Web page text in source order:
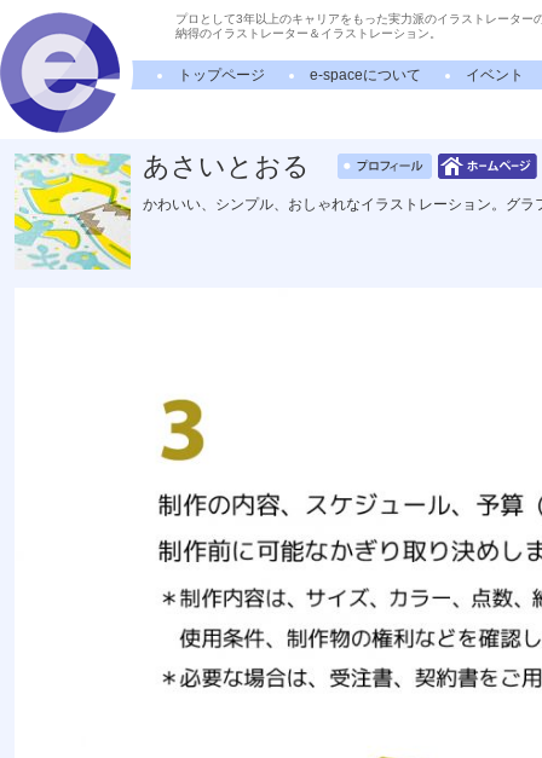
プロとして3年以上のキャリアをもった実力派のイラストレーター
納得のイラストレーター＆イラストレーション。
トップページ e-spaceについて イベント
あさいとおる
かわいい、シンプル、おしゃれなイラストレーション。グ